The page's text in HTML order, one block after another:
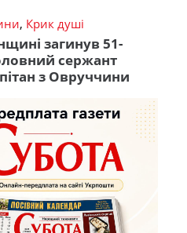
, Крик душі
загинув 51-
сержант
з Овруччини